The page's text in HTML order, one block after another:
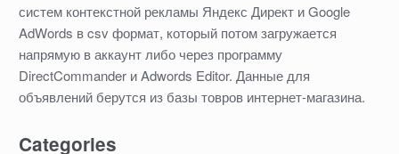
систем контекстной рекламы Яндекс Директ и Google
AdWords в csv формат, который потом загружается
напрямую в аккаунт либо через программу
DirectCommander и Adwords Editor. Данные для
объявлений берутся из базы товров интернет-магазина.
Categories